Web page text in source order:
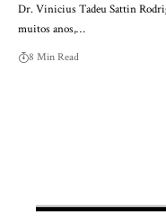
Dr. Vinicius Tadeu Sattin
muitos anos,…
8 Min Read